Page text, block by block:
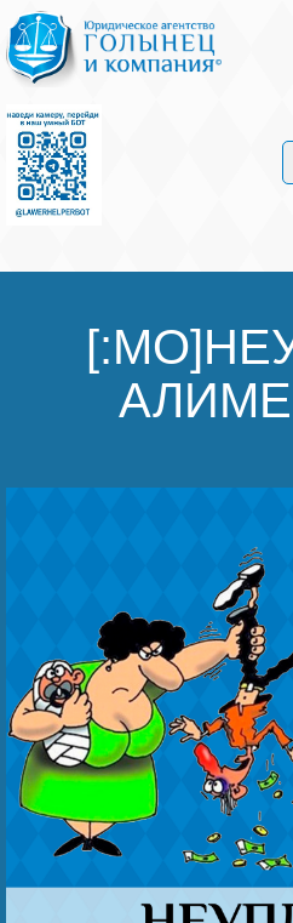
Услуги и наши
Оплата услуг
Задать вопрос
Отзывы
Видео о нас